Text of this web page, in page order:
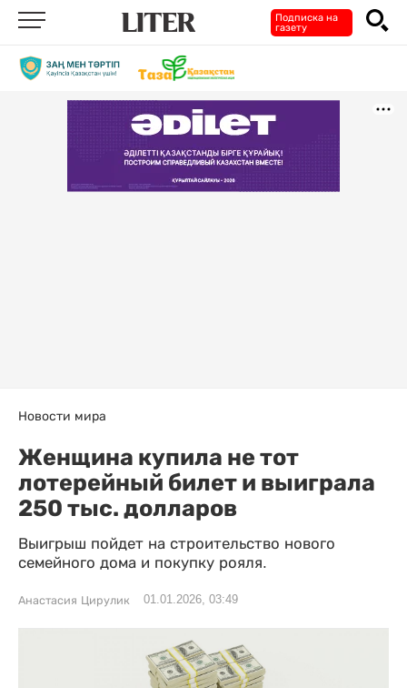
Подписка на
газету
Новости мира
Женщина купила не тот
лотерейный билет и выиграла
250 тыс. долларов
Выигрыш пойдет на строительство нового
семейного дома и покупку рояля.
Анастасия Цирулик 01.01.2026, 03:49